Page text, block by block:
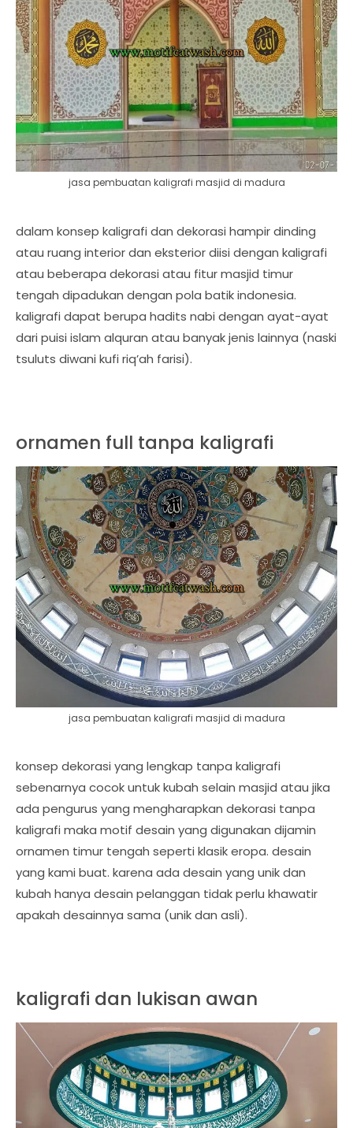
jasa pembuatan kaligrafi masjid di madura
dalam konsep kaligrafi dan dekorasi hampir dinding
atau ruang interior dan eksterior diisi dengan kaligrafi
atau beberapa dekorasi atau fitur masjid timur
tengah dipadukan dengan pola batik indonesia.
kaligrafi dapat berupa hadits nabi dengan ayat-ayat
dari puisi islam alquran atau banyak jenis lainnya (naski
tsuluts diwani kufi riq’ah farisi).
ornamen full tanpa kaligrafi
jasa pembuatan kaligrafi masjid di madura
konsep dekorasi yang lengkap tanpa kaligrafi
sebenarnya cocok untuk kubah selain masjid atau jika
ada pengurus yang mengharapkan dekorasi tanpa
kaligrafi maka motif desain yang digunakan dijamin
ornamen timur tengah seperti klasik eropa. desain
yang kami buat. karena ada desain yang unik dan
kubah hanya desain pelanggan tidak perlu khawatir
apakah desainnya sama (unik dan asli).
kaligrafi dan lukisan awan